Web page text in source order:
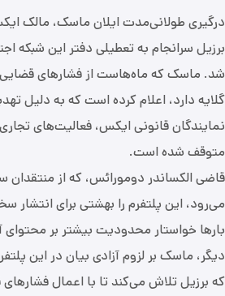
درگیری طولانی‌مدت ایلان ماسک، مالک
برزیل سرانجام به تعطیلی دفتر این شبکه
شد. ماسک که ماه‌هاست از فشارهای قضایی
گلایه دارد، اعلام کرده است که به دلیل
نمایندگان قانونی ایکس، فعالیت‌های
متوقف شده است.
قاضی الکساندر دومورائس، که از
می‌رود، این پلتفرم را بهشتی برای انتشار
بارها خواستار محدودیت بیشتر بر
دیگر، ماسک بر لزوم آزادی بیان در این
که برزیل تلاش می‌کند تا با اعمال